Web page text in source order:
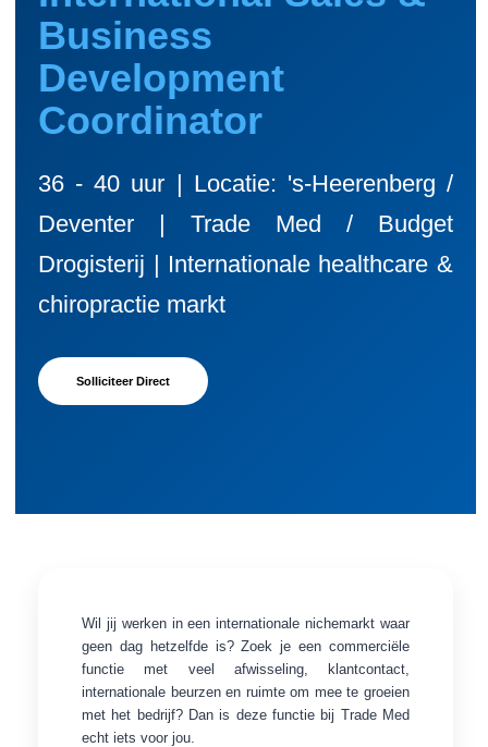
Business
Development
Coordinator
36 - 40 uur | Locatie: 's-Heerenberg /
Deventer | Trade Med / Budget
Drogisterij | Internationale healthcare &
chiropractie markt
Solliciteer Direct
Wil jij werken in een internationale nichemarkt waar
geen dag hetzelfde is? Zoek je een commerciële
functie met veel afwisseling, klantcontact,
internationale beurzen en ruimte om mee te groeien
met het bedrijf? Dan is deze functie bij Trade Med
echt iets voor jou.